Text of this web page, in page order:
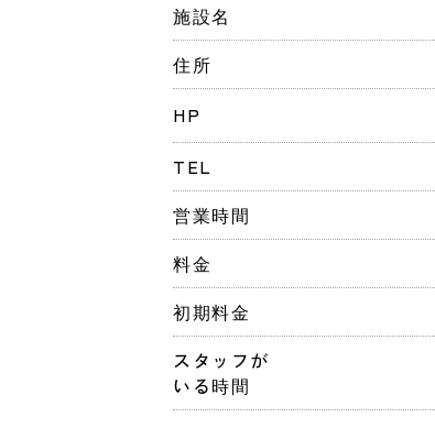
施設名
住所
HP
TEL
営業時間
料金
初期料金
スタッフが
いる時間